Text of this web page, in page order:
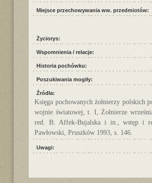
Miejsce przechowywania ww. przedmiotów:
Życiorys:
Wspomnienia / relacje:
Historia pochówku:
Poszukiwania mogiły:
Źródła:
Księga pochowanych żołnierzy polskich
wojnie światowej, t. I, Żołnierze
red. B. Affek-Bujalska i in., wstęp i
Pawłowski, Pruszków 1993, s. 146.
Uwagi: